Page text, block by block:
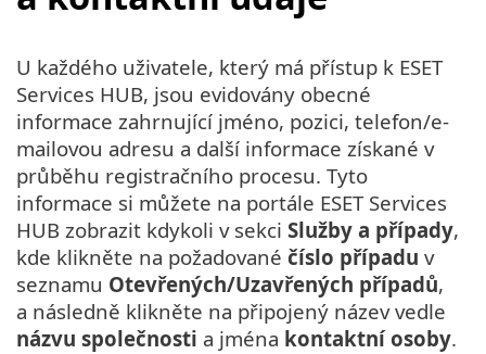
U každého uživatele, který má přístup k ESET
Services HUB, jsou evidovány obecné
informace zahrnující jméno, pozici, telefon/e-
mailovou adresu a další informace získané v
průběhu registračního procesu. Tyto
informace si můžete na portále ESET Services
HUB zobrazit kdykoli v sekci Služby a případy,
kde klikněte na požadované číslo případu v
seznamu Otevřených/Uzavřených případů,
a následně klikněte na připojený název vedle
názvu společnosti a jména kontaktní osoby.